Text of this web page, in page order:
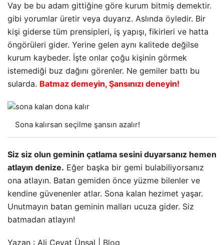
Vay be bu adam gittiğine göre kurum bitmiş demektir.
gibi yorumlar üretir veya duyarız. Aslında öyledir. Bir
kişi giderse tüm prensipleri, iş yapışı, fikirleri ve hatta
öngörüleri gider. Yerine gelen aynı kalitede değilse
kurum kaybeder. İşte onlar çoğu kişinin görmek
istemediği buz dağını görenler. Ne gemiler battı bu
sularda. Batmaz demeyin, Şansınızı deneyin!
Sona kalırsan seçilme şansın azalır!
Siz siz olun geminin çatlama sesini duyarsanız hemen
atlayın denize. Eğer başka bir gemi bulabiliyorsanız
ona atlayın. Batan gemiden önce yüzme bilenler ve
kendine güvenenler atlar. Sona kalan hezimet yaşar.
Unutmayın batan geminin malları ucuza gider. Siz
batmadan atlayın!
Yazan : Ali Cevat Ünsal | Blog